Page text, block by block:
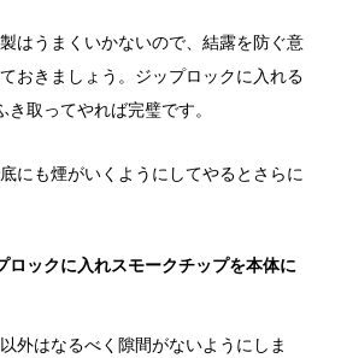
はうまくいかないので、結露を防ぐ意
おきましょう。ジップロックに入れる
取ってやれば完璧です。
にも煙がいくようにしてやるとさらに
ロックに入れスモークチップを本体に
外はなるべく隙間がないようにしま